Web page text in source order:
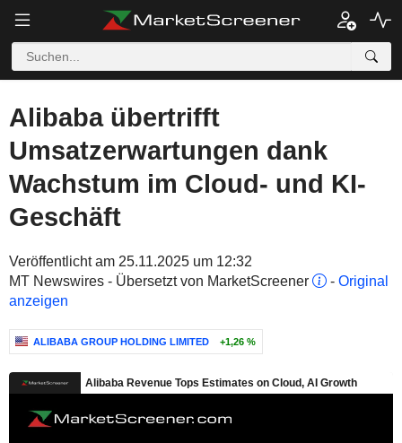
Alibaba übertrifft
Umsatzerwartungen dank
Wachstum im Cloud- und KI-
Geschäft
Veröffentlicht am 25.11.2025 um 12:32
MT Newswires - Übersetzt von MarketScreener
- Original
anzeigen
ALIBABA GROUP HOLDING LIMITED +1,26 %